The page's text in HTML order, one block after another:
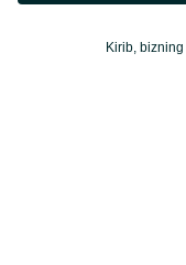
Kirib, bizning